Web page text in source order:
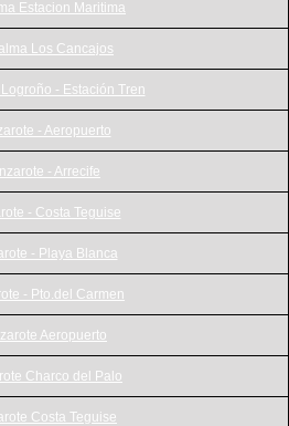
Estacion Maritima
Los Cancajos
- Estación Tren
- Aeropuerto
- Arrecife
- Costa Teguise
- Playa Blanca
- Pto.del Carmen
Aeropuerto
Charco del Palo
Costa Teguise